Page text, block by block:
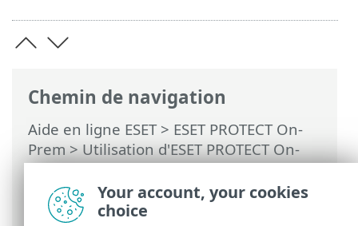
Chemin de navigation
Aide en ligne ESET> ESET PROTECT On-
Prem>Utilisation d'ESET PROTECT On-
Prem>ESET PROTECT On-Prem Menu
principal
>Tâches>Tâches serveur>
Synchronisation utilisateur
Your account, your cookies
choice